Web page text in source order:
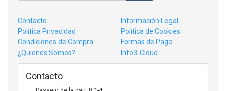
Contacto
Información Legal
Política Privacidad
Política de Cookies
Condiciones de Compra
Formas de Pago
¿Quienes Somos?
Info3-Cloud
Contacto